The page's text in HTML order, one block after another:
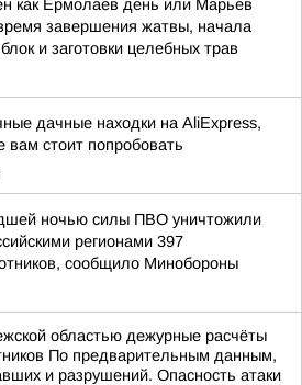
как Ермолаев день или Марьев
завершения жатвы, начала
и заготовки целебных трав
дачные находки на AliExpress,
вам стоит попробовать
ночью силы ПВО уничтожили
регионами 397
сообщило Минобороны
областью дежурные расчёты
По предварительным данным,
и разрушений. Опасность атаки